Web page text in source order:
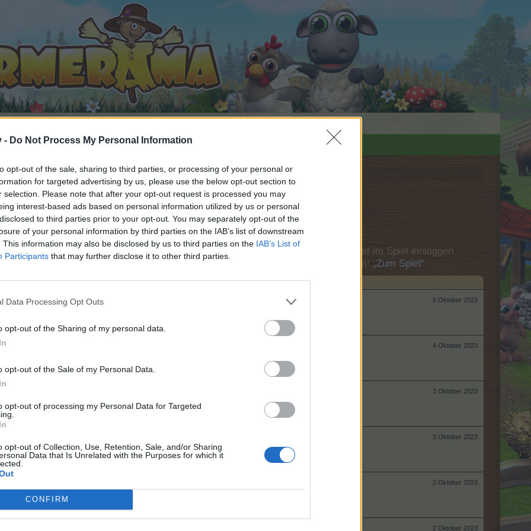
- Do Not Process My Personal Information
opt-out of the sale, sharing to third parties, or processing of your personal or
for targeted advertising by us, please use the below opt-out section to
selection. Please note that after your opt-out request is processed you may
interest-based ads based on personal information utilized by us or personal
to third parties prior to your opt-out. You may separately opt-out of the
of your personal information by third parties on the IAB’s list of downstream
This information may also be disclosed by us to third parties on the IAB’s List of
Participants that may further disclose it to other third parties.
Data Processing Opt Outs
opt-out of the Sharing of my personal data.
opt-out of the Sale of my Personal Data.
opt-out of processing my Personal Data for Targeted
opt-out of Collection, Use, Retention, Sale, and/or Sharing
Data that Is Unrelated with the Purposes for which it
CONFIRM
usw. Links von Euch für Euch (2)
gefällt
teilnehmen oder eigene Themen starten möchtest, musst Du Dich bitte zunächst im Spiel einloggen.
Dich neu. Wir freuen uns auf Deinen nächsten Besuch in unserem Forum! „Zum Spiel“
5 Oktober 2023
4 Oktober 2023
6.000
3 Oktober 2023
3 Oktober 2023
6.000
2 Oktober 2023
2 Oktober 2023